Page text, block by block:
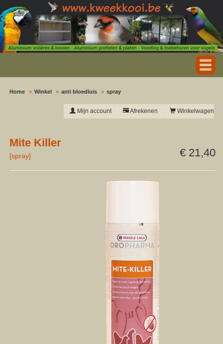
Home Winkel anti bloedluis spray
Winkelwagen
Afrekenen
Mijn account
€ 21,40
Mite Killer
[spray]